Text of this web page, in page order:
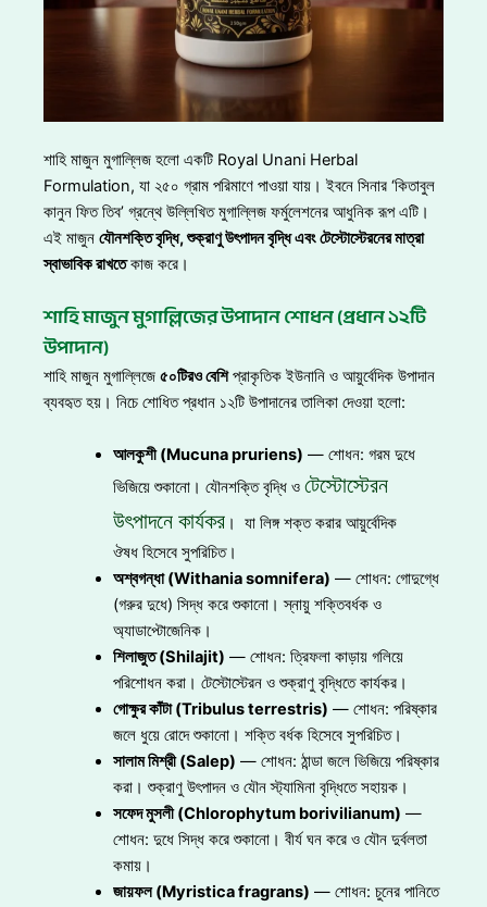
শাহি মাজুন মুগাল্লিজ হলো একটি Royal Unani Herbal
Formulation, যা ২৫০ গ্রাম পরিমাণে পাওয়া যায়। ইবনে সিনার ‘কিতাবুল
কানুন ফিত তিব’ গ্রন্থে উল্লিখিত মুগাল্লিজ ফর্মুলেশনের আধুনিক রূপ এটি।
এই মাজুন যৌনশক্তি বৃদ্ধি, শুক্রাণু উৎপাদন বৃদ্ধি এবং টেস্টোস্টেরনের মাত্রা
স্বাভাবিক রাখতেকাজ করে।
শাহি মাজুন মুগাল্লিজের উপাদান শোধন (প্রধান ১২টি
উপাদান)
শাহি মাজুন মুগাল্লিজে ৫০টিরও বেশিপ্রাকৃতিক ইউনানি ও আয়ুর্বেদিক উপাদান
ব্যবহৃত হয়। নিচে শোধিত প্রধান ১২টি উপাদানের তালিকা দেওয়া হলো:
আলকুশী (Mucuna pruriens) — শোধন: গরম দুধে
ভিজিয়ে শুকানো। যৌনশক্তি বৃদ্ধি ও টেস্টোস্টেরন
উৎপাদনে কার্যকর। যা লিঙ্গ শক্ত করার আয়ুর্বেদিক
ঔষধ হিসেবে সুপরিচিত।
অশ্বগন্ধা (Withania somnifera) — শোধন: গোদুগ্ধে
(গরুর দুধে) সিদ্ধ করে শুকানো। স্নায়ু শক্তিবর্ধক ও
অ্যাডাপ্টোজেনিক।
শিলাজুত (Shilajit) — শোধন: ত্রিফলা কাড়ায় গলিয়ে
পরিশোধন করা। টেস্টোস্টেরন ও শুক্রাণু বৃদ্ধিতে কার্যকর।
গোক্ষুর কাঁটা (Tribulus terrestris) — শোধন: পরিষ্কার
জলে ধুয়ে রোদে শুকানো। শক্তি বর্ধক হিসেবে সুপরিচিত।
সালাম মিশ্রী (Salep) — শোধন: ঠান্ডা জলে ভিজিয়ে পরিষ্কার
করা। শুক্রাণু উৎপাদন ও যৌন স্ট্যামিনা বৃদ্ধিতে সহায়ক।
সফেদ মুসলী (Chlorophytum borivilianum) —
শোধন: দুধে সিদ্ধ করে শুকানো। বীর্য ঘন করে ও যৌন দুর্বলতা
কমায়।
জায়ফল (Myristica fragrans) — শোধন: চুনের পানিতে